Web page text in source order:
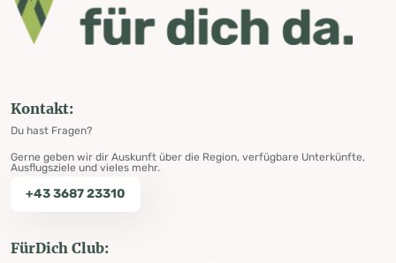
Kontakt:
Du hast Fragen?
Gerne geben wir dir Auskunft über die Region, verfügbare Unterkünfte,
Ausflugsziele und vieles mehr.
+43 3687 23310
FürDich Club: